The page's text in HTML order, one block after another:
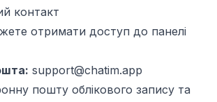
контакт
отримати доступ до панелі
support@chatim.app
пошту облікового запису та